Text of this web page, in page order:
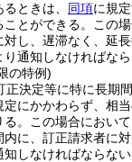
ときは、 同項に規
とができる。
この
対し、遅滞なく、延
通知しなければなら
の特例)
正決定等に特に長期
定にかかわらず、相
。
この場合において
内に、訂正請求者に
しなければならない